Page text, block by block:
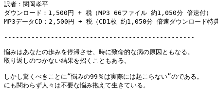
訳者：関岡孝平
ダウンロード：1,500円 + 税（MP3 66ファイル 約1,050分 倍速付）
MP3データCD：2,500円 + 税（CD1枚 約1,050分 倍速ダウンロード特
-------------------------------------------------
悩みはあなたの歩みを停滞させ、時に致命的な病の原因ともなる。
取り返しのつかない結果を招くこともある。
しかし驚くべきことに“悩みの99％は実際には起こらない”のである。
にも関わらず人々は不要な悩み抱えて生きている。